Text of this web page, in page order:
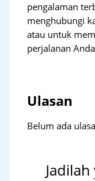
pengalaman
menghubungi
atau untuk
perjalanan
Ulasan
Belum ada